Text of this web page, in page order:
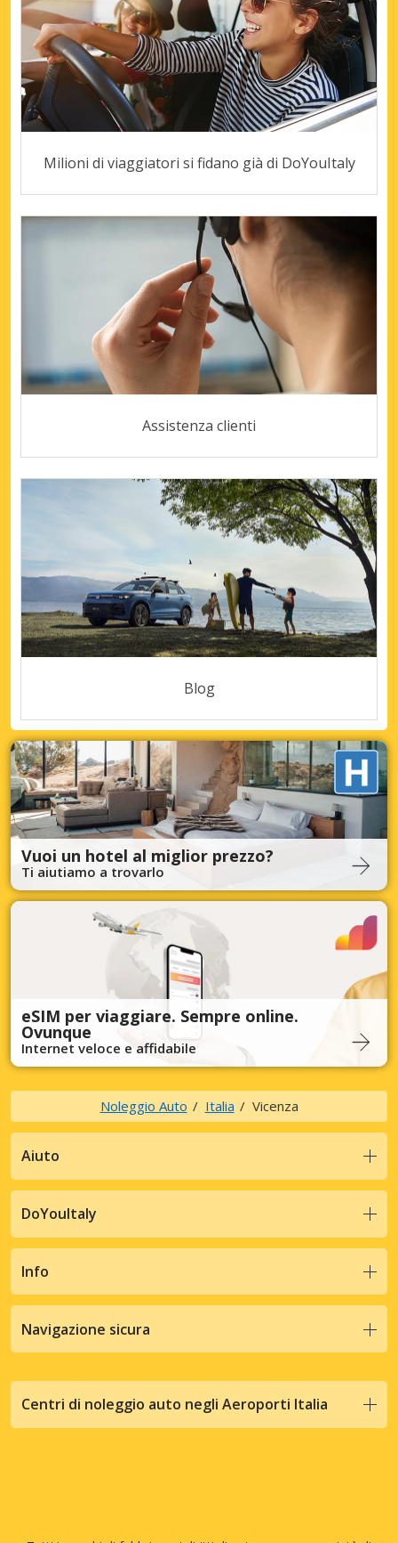
Milioni di viaggiatori si fidano già di DoYouItaly
Assistenza clienti
Blog
Vuoi un hotel al miglior prezzo?
Ti aiutiamo a trovarlo
eSIM per viaggiare. Sempre online.
Ovunque
Internet veloce e affidabile
Noleggio Auto Italia Vicenza
Aiuto
DoYouItaly
Info
Navigazione sicura
Centri di noleggio auto negli Aeroporti Italia